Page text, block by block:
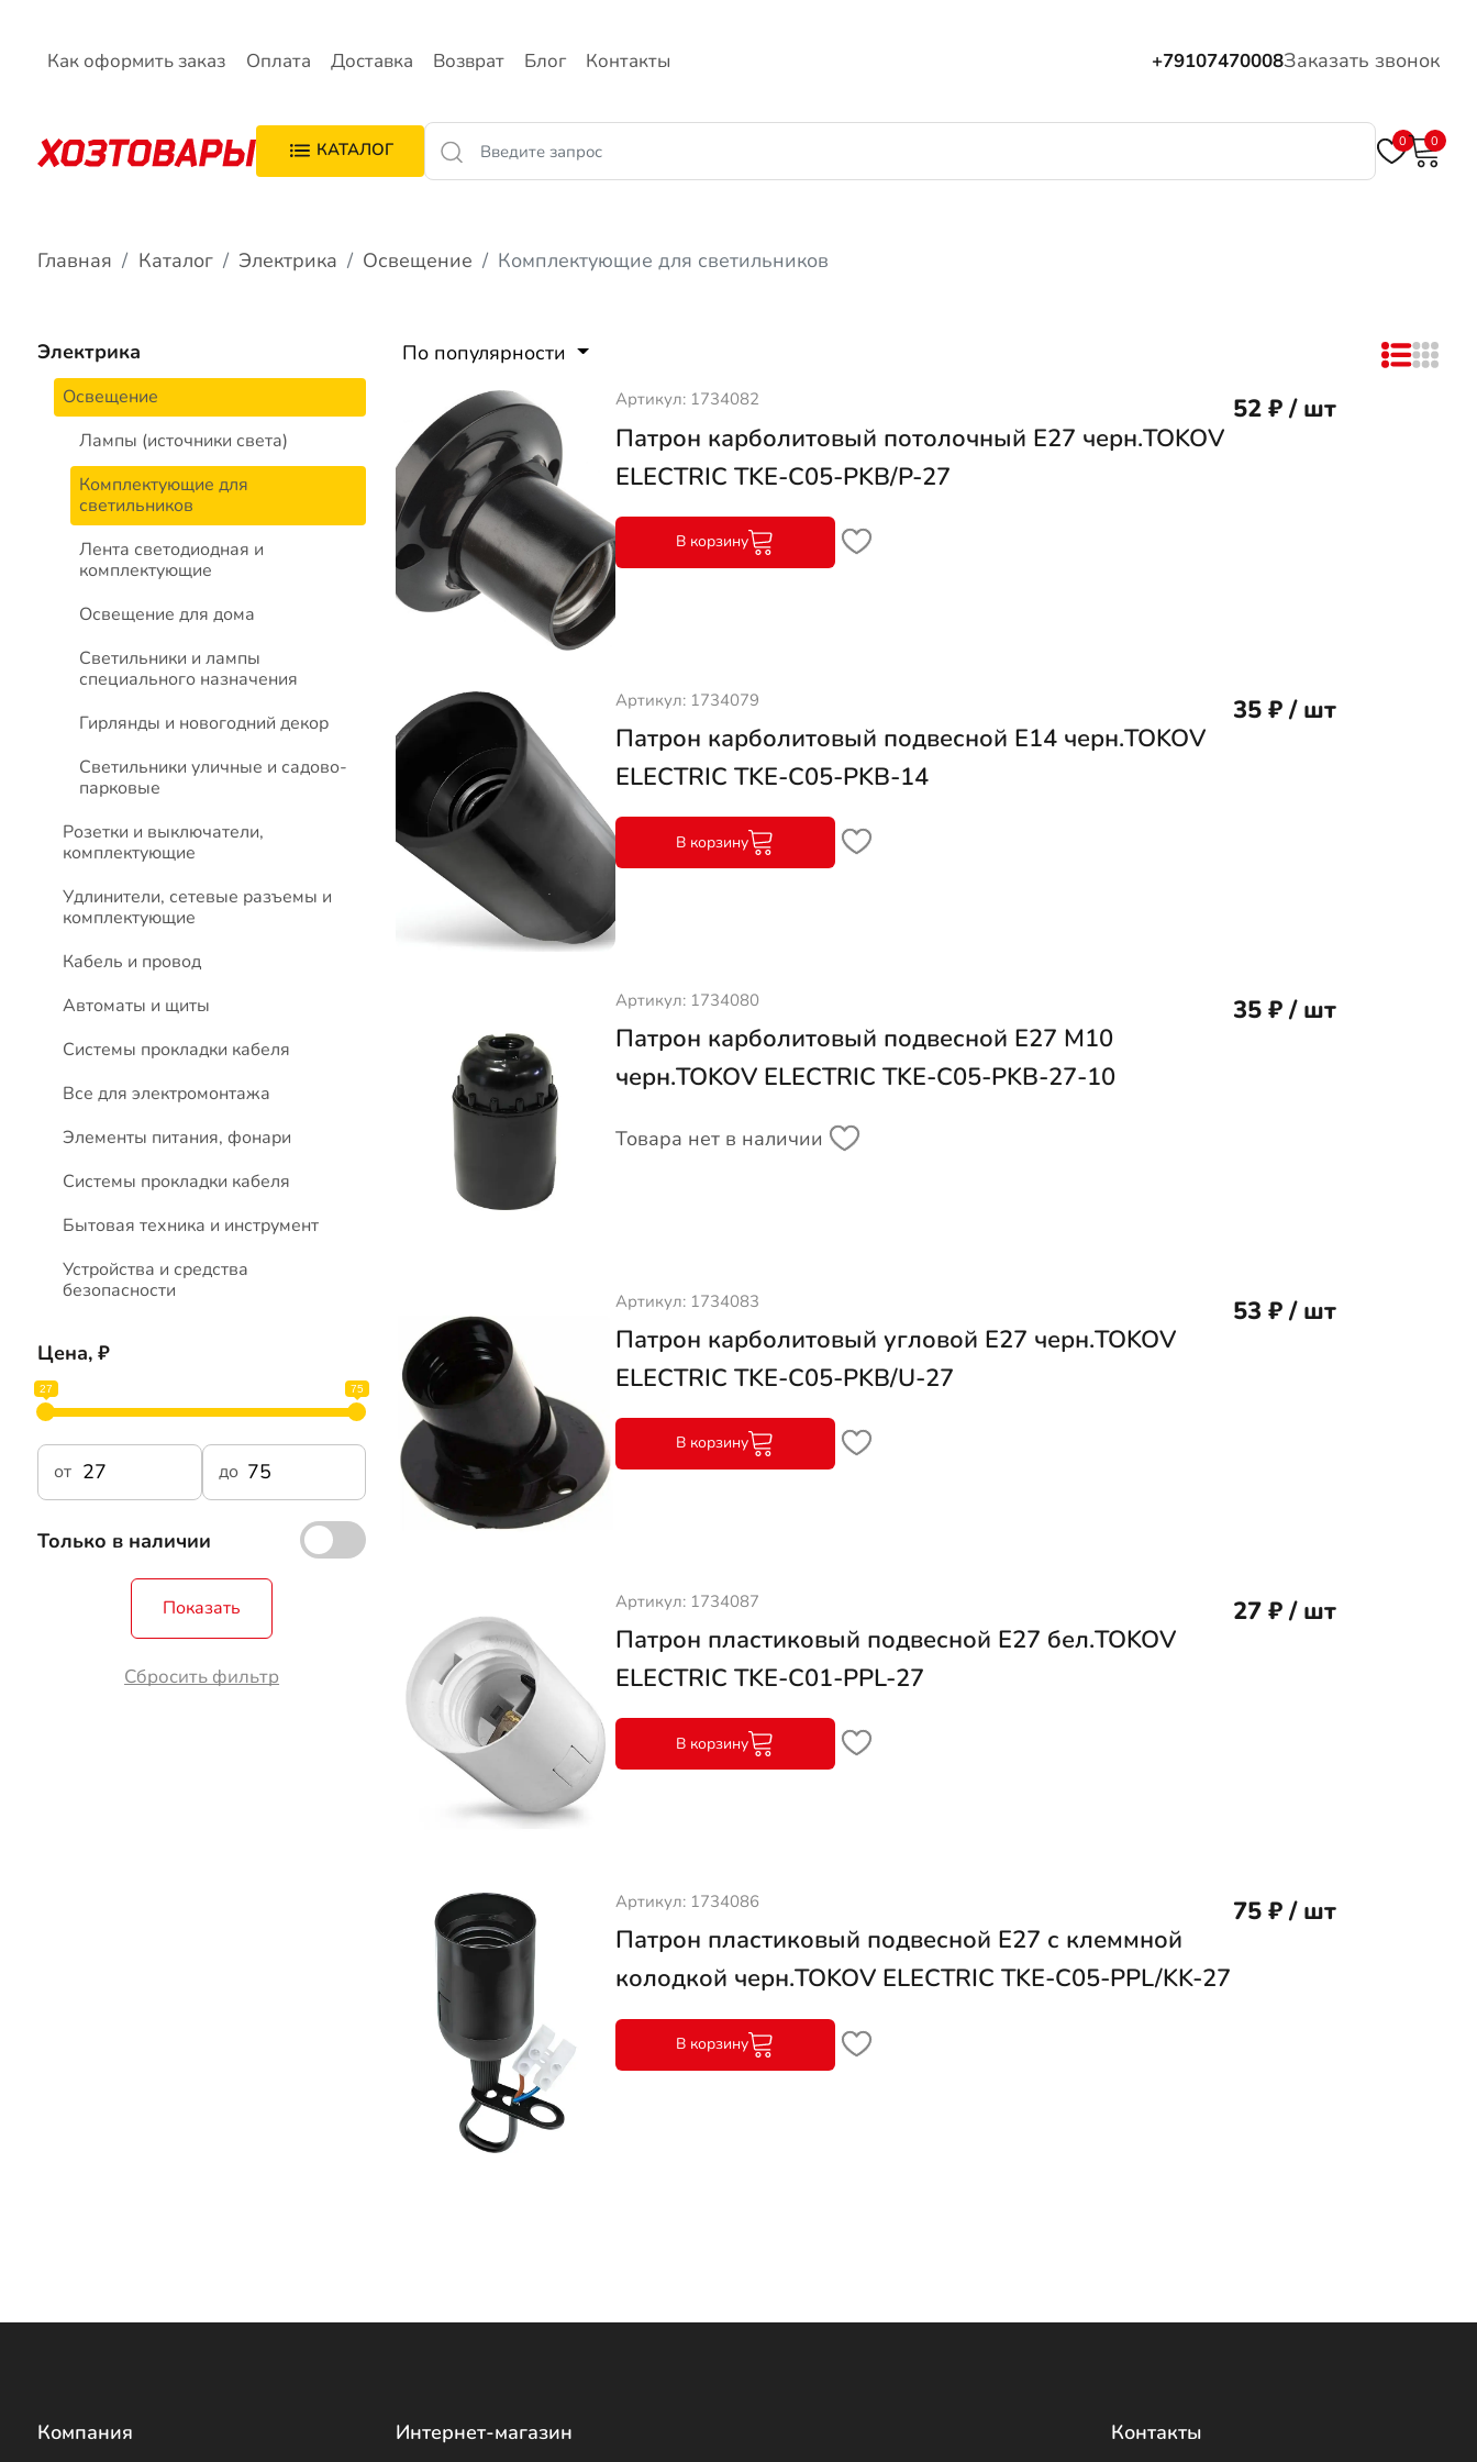
Как оформить заказ Оплата Доставка Возврат Блог Контакты +79107470008Заказать звонок
КАТАЛОГ 0 0
Главная Каталог Электрика Освещение Комплектующие для светильников
Электрика
Освещение
Лампы (источники света)
Комплектующие для
светильников
Лента светодиодная и
комплектующие
Освещение для дома
Светильники и лампы
специального назначения
Гирлянды и новогодний декор
Светильники уличные и садово-
парковые
Розетки и выключатели,
комплектующие
Удлинители, сетевые разъемы и
комплектующие
Кабель и провод
Автоматы и щиты
Системы прокладки кабеля
Все для электромонтажа
Элементы питания, фонари
Системы прокладки кабеля
Бытовая техника и инструмент
Устройства и средства
безопасности
Цена, ₽
27 75
от до
Только в наличии
Показать
Сбросить фильтр
По популярности
Артикул: 1734082
Патрон карболитовый потолочный Е27 черн.TOKOV
ELECTRIC TKE-C05-PKB/P-27
В корзину
52 ₽ / шт
Артикул: 1734079
Патрон карболитовый подвесной Е14 черн.TOKOV
ELECTRIC TKE-C05-PKB-14
В корзину
35 ₽ / шт
Артикул: 1734080
Патрон карболитовый подвесной Е27 M10
черн.TOKOV ELECTRIC TKE-C05-PKB-27-10
Товара нет в наличии
35 ₽ / шт
Артикул: 1734083
Патрон карболитовый угловой Е27 черн.TOKOV
ELECTRIC TKE-C05-PKB/U-27
В корзину
53 ₽ / шт
Артикул: 1734087
Патрон пластиковый подвесной Е27 бел.TOKOV
ELECTRIC TKE-C01-PPL-27
В корзину
27 ₽ / шт
Артикул: 1734086
Патрон пластиковый подвесной Е27 с клеммной
колодкой черн.TOKOV ELECTRIC TKE-C05-PPL/KK-27
В корзину
75 ₽ / шт
Компания Интернет-магазин Контакты